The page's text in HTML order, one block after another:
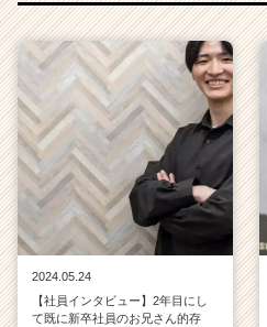
2024.05.24
【社員インタビュー】2年目にし
て既に新卒社員のお兄さん的存